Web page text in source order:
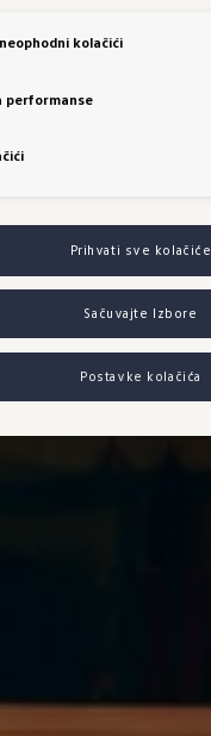
kolačići
performanse
Prihvati sve kolačiće
Sačuvajte Izbore
Postavke kolačića